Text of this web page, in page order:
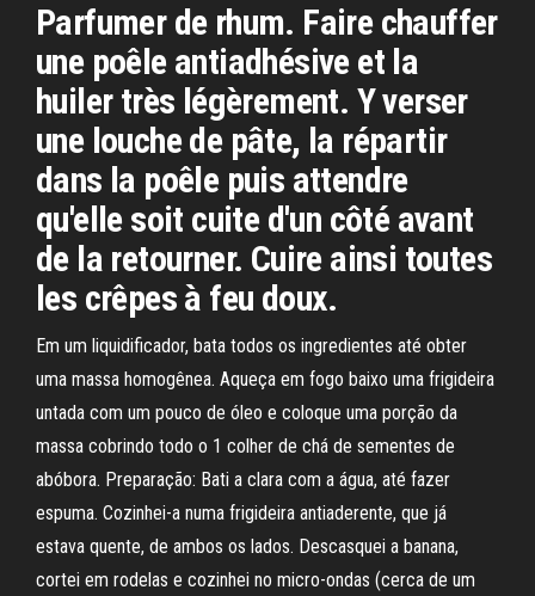
Parfumer de rhum. Faire chauffer
une poêle antiadhésive et la
huiler très légèrement. Y verser
une louche de pâte, la répartir
dans la poêle puis attendre
qu'elle soit cuite d'un côté avant
de la retourner. Cuire ainsi toutes
les crêpes à feu doux.
Em um liquidificador, bata todos os ingredientes até obter
uma massa homogênea. Aqueça em fogo baixo uma frigideira
untada com um pouco de óleo e coloque uma porção da
massa cobrindo todo o 1 colher de chá de sementes de
abóbora. Preparação: Bati a clara com a água, até fazer
espuma. Cozinhei-a numa frigideira antiaderente, que já
estava quente, de ambos os lados. Descasquei a banana,
cortei em rodelas e cozinhei no micro-ondas (cerca de um